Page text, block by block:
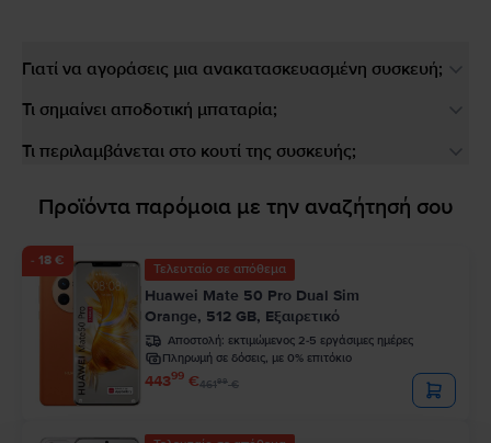
Γιατί να αγοράσεις μια ανακατασκευασμένη συσκευή;
Τι σημαίνει αποδοτική μπαταρία;
Τι περιλαμβάνεται στο κουτί της συσκευής;
Προϊόντα παρόμοια με την αναζήτησή σου
- 18 €
Τελευταίο σε απόθεμα
Huawei Mate 50 Pro Dual Sim
Orange, 512 GB, Εξαιρετικό
Αποστολή: εκτιμώμενος 2-5 εργάσιμες ημέρες
Πληρωμή σε δόσεις, με 0% επιτόκιο
44399 €46199€